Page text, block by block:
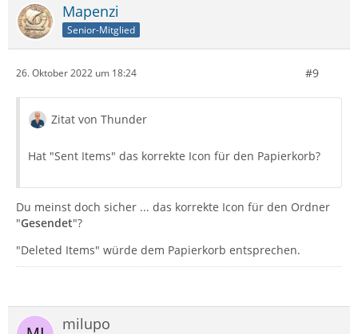
Mapenzi
Senior-Mitglied
26. Oktober 2022 um 18:24 #9
Zitat von Thunder
Hat "Sent Items" das korrekte Icon für den Papierkorb?
Du meinst doch sicher ... das korrekte Icon für den Ordner
"Gesendet"?
"Deleted Items" würde dem Papierkorb entsprechen.
milupo